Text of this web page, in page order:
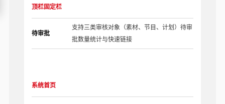
顶栏固定栏
待审批
支持三类审核对象（素材、节目、计划）待审
批数量统计与快速链接
系统首页